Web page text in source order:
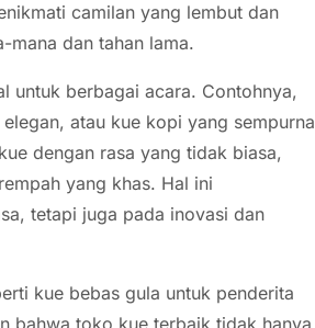
camilan yang lembut dan
mana dan tahan lama.
untuk berbagai acara. Contohnya,
atau kue kopi yang sempurna
dengan rasa yang tidak biasa,
yang khas. Hal ini
tetapi juga pada inovasi dan
kue bebas gula untuk penderita